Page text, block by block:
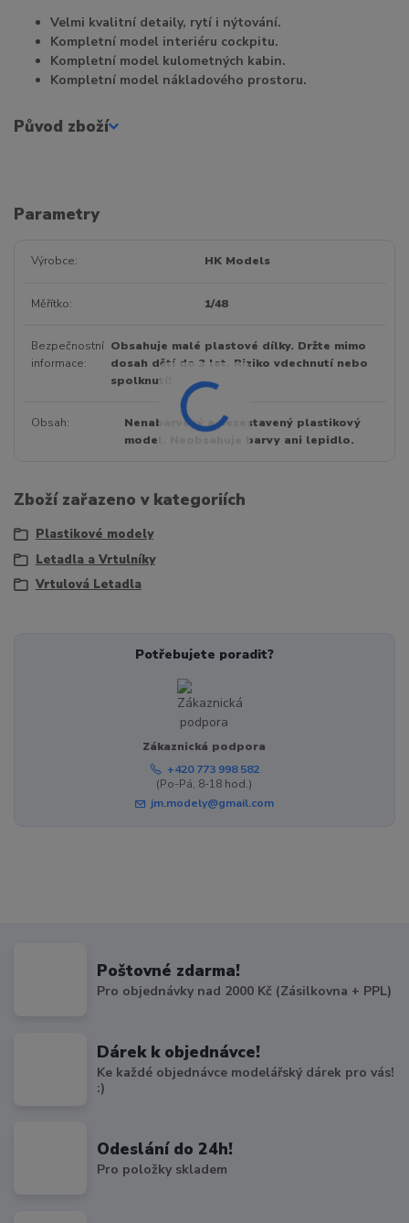
Velmi kvalitní detaily, rytí i nýtování.
Kompletní model interiéru cockpitu.
Kompletní model kulometných kabin.
Kompletní model nákladového prostoru.
Původ zboží
Parametry
Výrobce HK Models
Měřítko 1/48
Bezpečnostní
informace
Obsahuje malé plastové dílky. Držte mimo
dosah dětí do 3 let. Riziko vdechnutí nebo
spolknutí!
Obsah
Nenabarvený a nesestavený plastikový
model. Neobsahuje barvy ani lepidlo.
Zboží zařazeno v kategoriích
Plastikové modely
Letadla a Vrtulníky
Vrtulová Letadla
Potřebujete poradit?
Zákaznická podpora
+420 773 998 582
(Po-Pá, 8-18 hod.)
jm.modely@gmail.com
Poštovné zdarma!
Pro objednávky nad 2000 Kč (Zásilkovna + PPL)
Dárek k objednávce!
Ke každé objednávce modelářský dárek pro vás!
:)
Odeslání do 24h!
Pro položky skladem